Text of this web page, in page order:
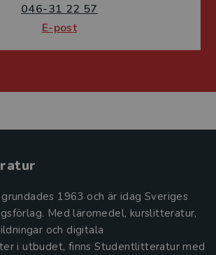
046-31 22 57
E-post
1963 och är idag Sveriges
Med läromedel, kurslitteratur,
och digitala
i utbudet, finns Studentlitteratur med